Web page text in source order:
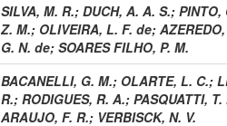
SILVA, M. R.; DUCH, A. A. S.; PINTO,
Z. M.; OLIVEIRA, L. F. de;
G. N. de; SOARES FILHO, P. M.
BACANELLI, G. M.; OLARTE, L. C.;
R.; RODIGUES, R. A.; PASQUATTI, T.
ARAUJO, F. R.; VERBISCK, N. V.